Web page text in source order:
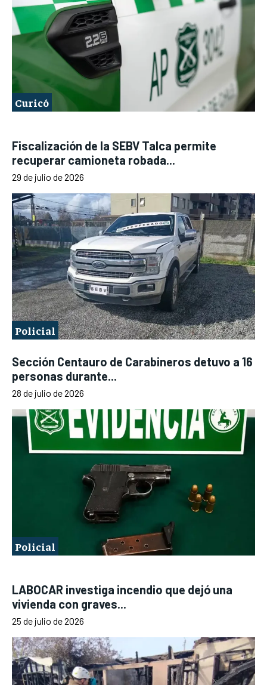
Curicó
Fiscalización de la SEBV Talca permite
recuperar camioneta robada...
29 de julio de 2026
Policial
Sección Centauro de Carabineros detuvo a 16
personas durante...
28 de julio de 2026
Policial
LABOCAR investiga incendio que dejó una
vivienda con graves...
25 de julio de 2026